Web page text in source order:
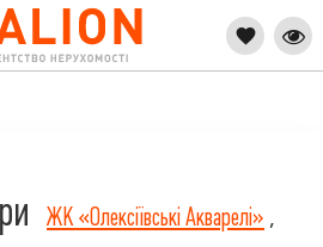
ЖК «Олексіївські Акварелі» ,